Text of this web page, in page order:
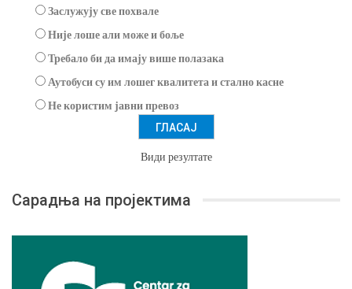
Заслужују све похвале
Није лоше али може и боље
Требало би да имају више полазака
Аутобуси су им лошег квалитета и стално касне
Не користим јавни превоз
Види резултате
Сарадња на пројектима